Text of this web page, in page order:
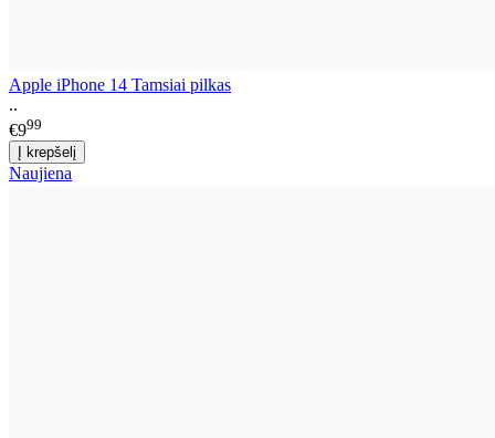
Apple iPhone 14 Tamsiai pilkas
..
€999
Naujiena